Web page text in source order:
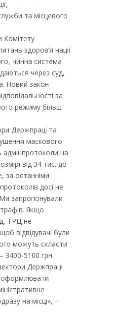
та місцевого
Комітету
здоров’я нації
чинна система
через суд,
Новий закон
за
режиму більш
Держпраці та
маскового
на
від 34 тис. до
за останніми
досі не
запропонували
Якщо
ТРЦ не
відвідувачі були
можуть скласти
3400-5100 грн.
Держпраці
на місці», –